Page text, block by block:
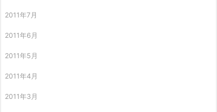
2011年7月
2011年6月
2011年5月
2011年4月
2011年3月